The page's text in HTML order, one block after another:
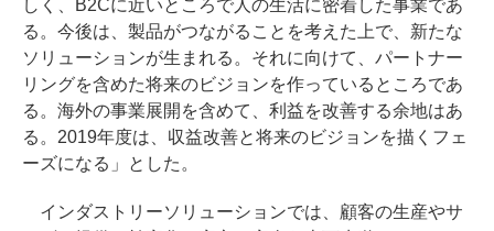
しく、B2Cに近いところで人の生活に密着した事業であ
る。今後は、製品がつながることを考えた上で、新たな
ソリューションが生まれる。それに向けて、パートナー
リングを含めた将来のビジョンを作っているところであ
る。海外の事業展開を含めて、利益を改善する余地はあ
る。2019年度は、収益改善と将来のビジョンを描くフェ
ーズになる」とした。
インダストリーソリューションでは、顧客の生産やサ